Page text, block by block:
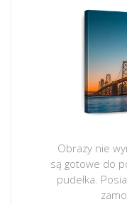
Obrazy nie
są gotowe do
pudełka.